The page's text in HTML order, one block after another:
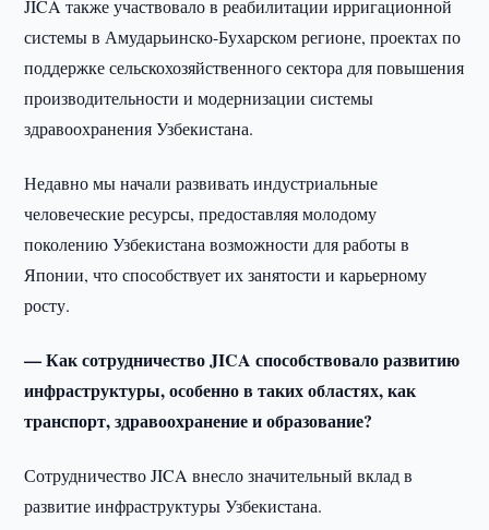
JICA также участвовало в реабилитации ирригационной
системы в Амударьинско-Бухарском регионе, проектах по
поддержке сельскохозяйственного сектора для повышения
производительности и модернизации системы
здравоохранения Узбекистана.
Недавно мы начали развивать индустриальные
человеческие ресурсы, предоставляя молодому
поколению Узбекистана возможности для работы в
Японии, что способствует их занятости и карьерному
росту.
— Как сотрудничество JICA способствовало развитию
инфраструктуры, особенно в таких областях, как
транспорт, здравоохранение и образование?
Сотрудничество JICA внесло значительный вклад в
развитие инфраструктуры Узбекистана.